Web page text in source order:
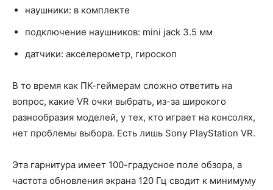
наушники: в комплекте
подключение наушников: mini jack 3.5 мм
датчики: акселерометр, гироскоп
В то время как ПК-геймерам сложно ответить на
вопрос, какие VR очки выбрать, из-за широкого
разнообразия моделей, у тех, кто играет на консолях,
нет проблемы выбора. Есть лишь Sony PlayStation VR.
Эта гарнитура имеет 100-градусное поле обзора, а
частота обновления экрана 120 Гц сводит к минимуму